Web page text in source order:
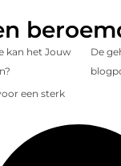
kan het Jouw
De
een sterk